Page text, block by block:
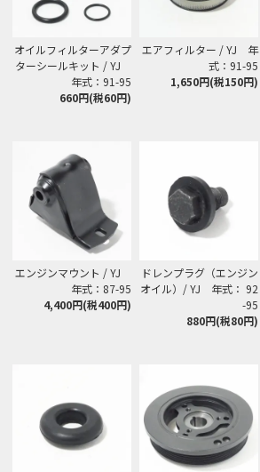
オイルフィルターアダプ
ターシールキット / YJ
年式：91-95
660円(税60円)
エアフィルター / YJ 年
式：91-95
1,650円(税150円)
エンジンマウント / YJ
年式：87-95
4,400円(税400円)
ドレンプラグ（エンジン
オイル）/ YJ 年式： 92
-95
880円(税80円)